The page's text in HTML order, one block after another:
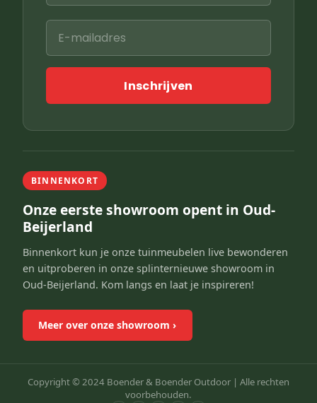
Inschrijven
BINNENKORT
Onze eerste showroom opent in Oud-
Beijerland
Binnenkort kun je onze tuinmeubelen live bewonderen
en uitproberen in onze splinternieuwe showroom in
Oud-Beijerland. Kom langs en laat je inspireren!
Meer over onze showroom ›
Copyright © 2024 Boender & Boender Outdoor | Alle rechten
voorbehouden.